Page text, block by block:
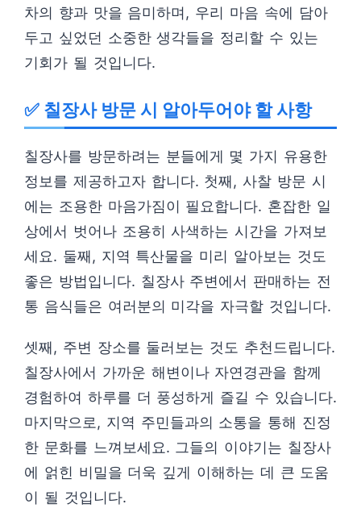
차의 향과 맛을 음미하며, 우리 마음 속에 담아
두고 싶었던 소중한 생각들을 정리할 수 있는
기회가 될 것입니다.
✅ 칠장사 방문 시 알아두어야 할 사항
칠장사를 방문하려는 분들에게 몇 가지 유용한
정보를 제공하고자 합니다. 첫째, 사찰 방문 시
에는 조용한 마음가짐이 필요합니다. 혼잡한 일
상에서 벗어나 조용히 사색하는 시간을 가져보
세요. 둘째, 지역 특산물을 미리 알아보는 것도
좋은 방법입니다. 칠장사 주변에서 판매하는 전
통 음식들은 여러분의 미각을 자극할 것입니다.
셋째, 주변 장소를 둘러보는 것도 추천드립니다.
칠장사에서 가까운 해변이나 자연경관을 함께
경험하여 하루를 더 풍성하게 즐길 수 있습니다.
마지막으로, 지역 주민들과의 소통을 통해 진정
한 문화를 느껴보세요. 그들의 이야기는 칠장사
에 얽힌 비밀을 더욱 깊게 이해하는 데 큰 도움
이 될 것입니다.